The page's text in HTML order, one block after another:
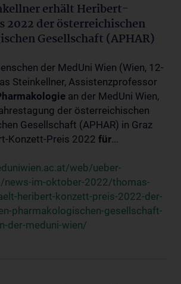
erhält Heribert-
2022 der österreichischen
Gesellschaft (APHAR)
der MedUni Wien (Wien, 12-
Steinkellner, Assistenzprofessor
an der MedUni Wien,
der österreichischen
Gesellschaft (APHAR) in Graz
Konzett-Preis 2022 für...
web/ueber-
im-oktober-2022/thomas-
heribert-konzett-preis-2022-der-
pharmakologischen-gesellschaft-
der-meduni-wien/